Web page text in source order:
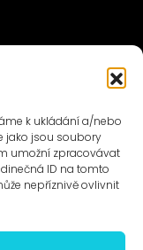
k ukládání a/nebo
jako jsou soubory
umožní zpracovávat
ID na tomto
nepříznivě ovlivnit